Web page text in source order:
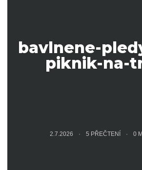
bavlnene-
piknik-na-
2.7.2026 5 PŘEČTENÍ 0